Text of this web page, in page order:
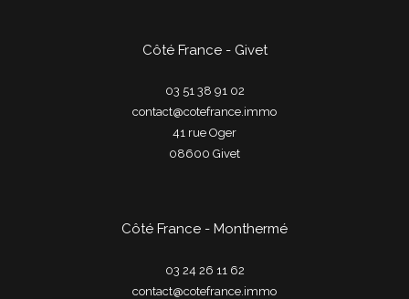
Côté France - Givet
03 51 38 91 02
contact@cotefrance.immo
41 rue Oger
08600
givet
Côté France - Monthermé
03 24 26 11 62
contact@cotefrance.immo